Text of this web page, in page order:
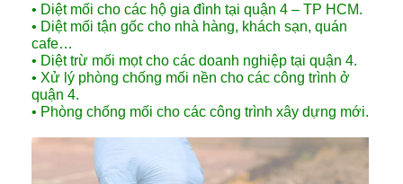
• Diệt mối cho các hộ gia đình tại quận 4 – TP HCM.
• Diệt mối tận gốc cho nhà hàng, khách sạn, quán
cafe…
• Diệt trừ mối mọt cho các doanh nghiệp tại quận 4.
• Xử lý phòng chống mối nền cho các công trình ở
quận 4.
• Phòng chống mối cho các công trình xây dựng mới.